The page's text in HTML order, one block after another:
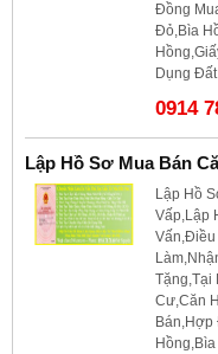
Đồng
Đỏ,Bìa
Dụng
0914
Lập Hồ Sơ Mua Bán
Lập Hồ
Vấp,Lập
Vấn,Điều
Tặng,Tại
Cư,Căn
Bán,Hợp